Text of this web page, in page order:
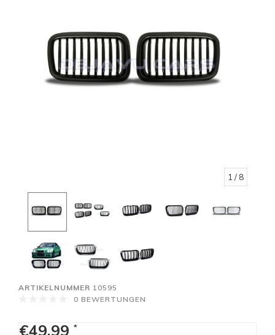
1 / 8
ARTIKELNUMMER 10595
0 BEWERTUNGEN
€49,99 *